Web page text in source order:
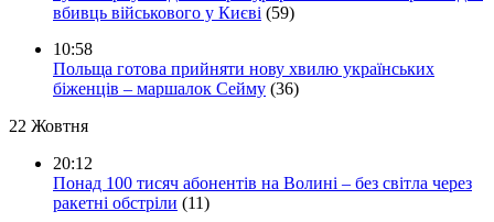
вбивць військового у Києві (59)
10:58
Польща готова прийняти нову хвилю українських
біженців – маршалок Сейму (36)
22 Жовтня
20:12
Понад 100 тисяч абонентів на Волині – без світла через
ракетні обстріли (11)